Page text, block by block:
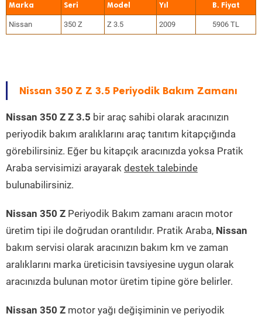
Marka Seri Model Yıl
Nissan 350 Z Z 3.5 2009 5906 TL
Nissan 350 Z Z 3.5 Periyodik Bakım Zamanı
Nissan 350 Z Z 3.5 bir araç sahibi olarak aracınızın
periyodik bakım aralıklarını araç tanıtım kitapçığında
görebilirsiniz. Eğer bu kitapçık aracınızda yoksa Pratik
Araba servisimizi arayarak destek talebinde
bulunabilirsiniz.
Nissan 350 Z Periyodik Bakım zamanı aracın motor
üretim tipi ile doğrudan orantılıdır. Pratik Araba, Nissan
bakım servisi olarak aracınızın bakım km ve zaman
aralıklarını marka üreticisin tavsiyesine uygun olarak
aracınızda bulunan motor üretim tipine göre belirler.
Nissan 350 Z motor yağı değişiminin ve periyodik